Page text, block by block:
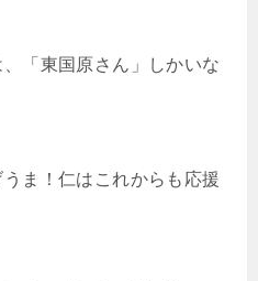
「東国原さん」しかいな
ま！仁はこれからも応援